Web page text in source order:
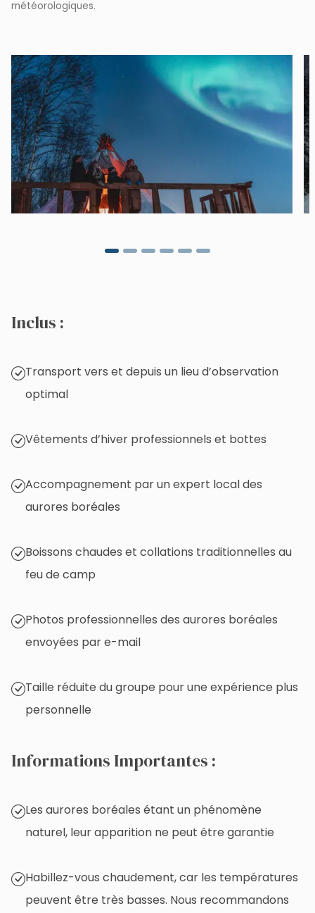
météorologiques.
Inclus :
Transport vers et depuis un lieu d’observation
optimal
Vêtements d’hiver professionnels et bottes
Accompagnement par un expert local des
aurores boréales
Boissons chaudes et collations traditionnelles au
feu de camp
Photos professionnelles des aurores boréales
envoyées par e-mail
Taille réduite du groupe pour une expérience plus
personnelle
Informations Importantes :
Les aurores boréales étant un phénomène
naturel, leur apparition ne peut être garantie
Habillez-vous chaudement, car les températures
peuvent être très basses. Nous recommandons